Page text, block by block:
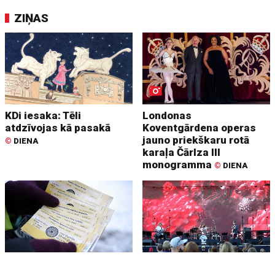
ZIŅAS
KDi iesaka: Tēli
atdzīvojas kā pasakā
© DIENA
Londonas
Koventgārdena operas
jauno priekškaru rotā
karaļa Čārlza III
monogramma © DIENA